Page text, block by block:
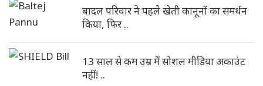
बादल परिवार ने पहले खेती कानूनों का समर्थन
किया, फिर ..
13 साल से कम उम्र में सोशल मीडिया अकाउंट
नहीं! ..